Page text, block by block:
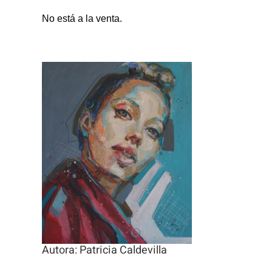
No está a la venta.
Autora: Patricia Caldevilla